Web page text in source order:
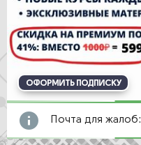
ОФОРМИТЬ ПОДПИСКУ
Почта для жалоб: